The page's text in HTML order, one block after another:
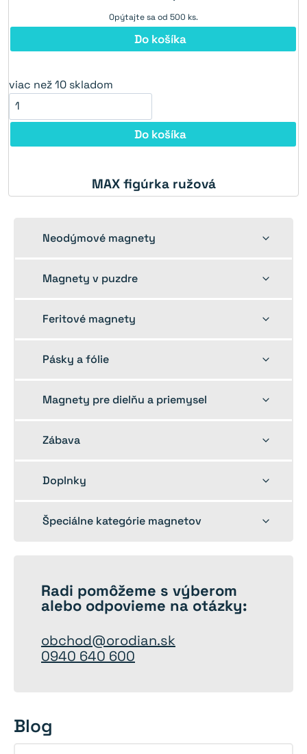
Opýtajte sa od 500 ks.
Do košíka
viac než 10 skladom
Do košíka
MAX figúrka ružová
Neodýmové magnety
Toggle
Magnety v puzdre
Toggle
Feritové magnety
Toggle
Pásky a fólie
Toggle
Magnety pre dielňu a priemysel
Toggle
Zábava
Toggle
Doplnky
Toggle
Špeciálne kategórie magnetov
Toggle
Radi pomôžeme s výberom
alebo odpovieme na otázky:
obchod@orodian.sk
0940 640 600
Blog